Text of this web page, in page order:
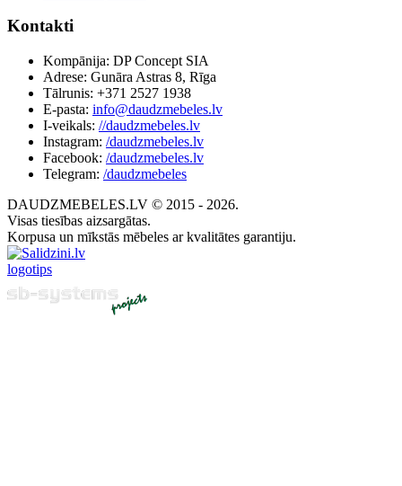
Kontakti
Kompānija: DP Concept SIA
Adrese: Gunāra Astras 8, Rīga
Tālrunis: +371 2527 1938
E-pasta: info@daudzmebeles.lv
I-veikals: //daudzmebeles.lv
Instagram: /daudzmebeles.lv
Facebook: /daudzmebeles.lv
Telegram: /daudzmebeles
DAUDZMEBELES.LV © 2015 - 2026.
Visas tiesības aizsargātas.
Korpusa un mīkstās mēbeles ar kvalitātes garantiju.